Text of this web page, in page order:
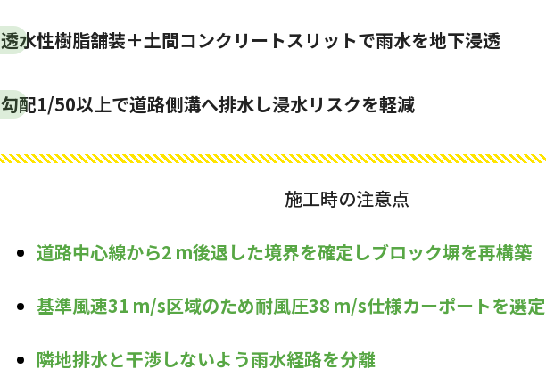
透水性樹脂舗装＋土間コンクリートスリットで雨水を地下浸透
勾配1/50以上で道路側溝へ排水し浸水リスクを軽減
施工時の注意点
道路中心線から2 m後退した境界を確定しブロック塀を再構築
基準風速31 m/s区域のため耐風圧38 m/s仕様カーポートを選定
隣地排水と干渉しないよう雨水経路を分離